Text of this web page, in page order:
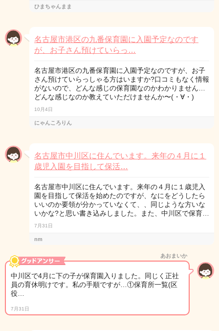
ひまちゃんまま
名古屋市港区の九番保育園に入園予定なのです
が、お子さん預けていらっ…
名古屋市港区の九番保育園に入園予定なのですが、お子
さん預けていらっしゃる方はいますか?口コミもなく情報
がないので、どんな感じの保育園なのかわかりません…
どんな感じなのか教えていただけませんか〜(・∀・)
10月4日
にゃんころりん
名古屋市中川区に住んでいます。来年の４月に１
歳児入園を目指して保活…
名古屋市中川区に住んでいます。来年の４月に１歳児入
園を目指して保活を始めたのですが、なにをどうしたら
いいのか要領が分かっていなくて、、同じような方いな
いかな?と思い書き込みしました。また、中川区で保育…
7月31日
nm
あおまいか
中川区で4月に下の子が保育園入りました。同じく正社
員の育休明けです。私の手順ですが…①保育所一覧(区
役…
7月31日